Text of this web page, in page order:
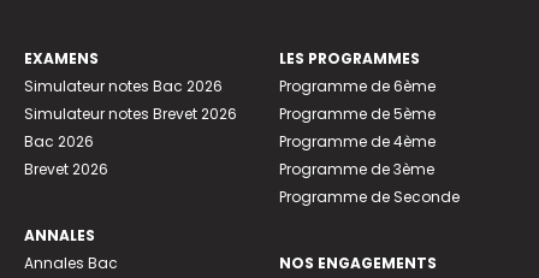
EXAMENS
Simulateur notes Bac 2026
Simulateur notes Brevet 2026
Bac 2026
Brevet 2026
ANNALES
Annales Bac
LES PROGRAMMES
Programme de 6ème
Programme de 5ème
Programme de 4ème
Programme de 3ème
Programme de Seconde
NOS ENGAGEMENTS